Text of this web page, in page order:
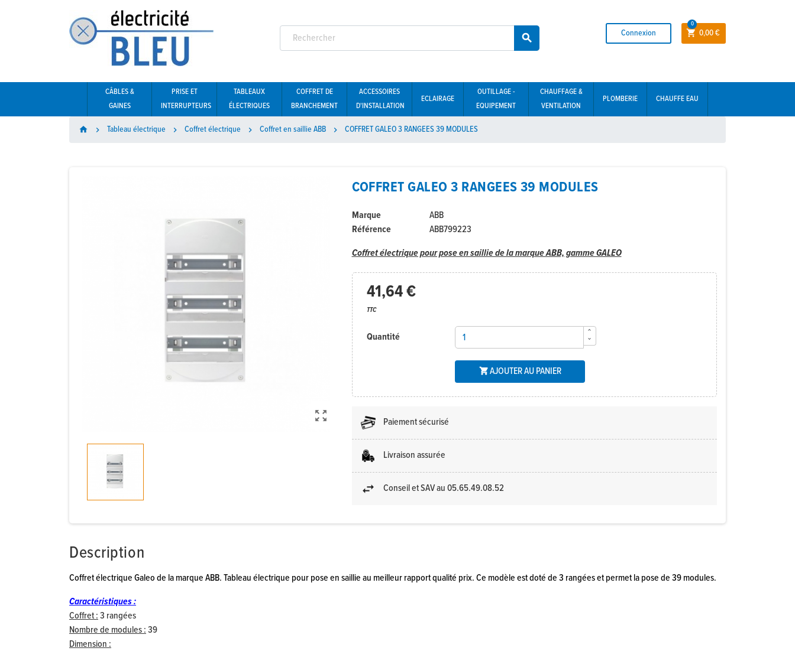
 Connexion  0,00 €
0
CÂBLES &
GAINES
PRISE ET
INTERRUPTEURS
TABLEAUX
ÉLECTRIQUES
COFFRET DE
BRANCHEMENT
ACCESSOIRES
D'INSTALLATION
ECLAIRAGE
OUTILLAGE -
EQUIPEMENT
CHAUFFAGE &
VENTILATION
PLOMBERIE CHAUFFE EAU
home  Tableau électrique  Coffret électrique  Coffret en saillie ABB  COFFRET GALEO 3 RANGEES 39 MODULES

COFFRET GALEO 3 RANGEES 39 MODULES
Marque
ABB
Référence
ABB799223
Coffret électrique pour pose en saillie de la marque ABB, gamme GALEO
41,64 €
TTC
Quantité
AJOUTER AU PANIER
Paiement sécurisé
Livraison assurée
Conseil et SAV au 05.65.49.08.52
Description
Coffret électrique Galeo de la marque ABB. Tableau électrique pour pose en saillie au meilleur rapport qualité prix. Ce modèle est doté de 3 rangées et permet la pose de 39 modules.
Caractéristiques :
Coffret :3 rangées
Nombre de modules :39
Dimension :